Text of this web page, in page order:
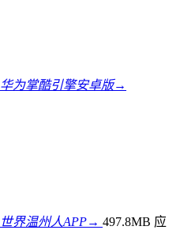
华为掌酷引擎安卓版→
世界温州人APP→ 497.8MB 应